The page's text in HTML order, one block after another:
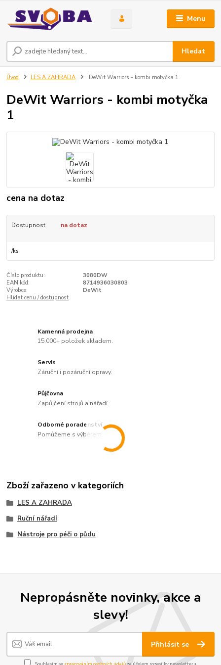
Menu
Hledat
Úvod LES A ZAHRADA DeWit Warriors - kombi motyčka 1
DeWit Warriors - kombi motyčka
1
cena na dotaz
Dostupnost na dotaz
/ks
Číslo produktu:
3080DW
EAN kód:
8714936030803
Výrobce:
DeWit
Hlídat cenu / dostupnost
Kamenná prodejna
15.000+ položek skladem.
Servis
Záruční i pozáruční opravy.
Půjčovna
Zapůjčení strojů a nářadí.
Odborné poradenství
Pomůžeme s výběrem.
Zboží zařazeno v kategoriích
LES A ZAHRADA
Ruční nářadí
Nástroje pro péči o půdu
Nepropásněte novinky, akce a
slevy!
Přihlásit se
Souhlasím se zpracováním osobních údajůza účelem rozesílky newsletteru.